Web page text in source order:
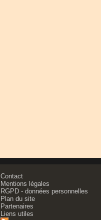
Contact
Mentions légales
RGPD - données personnelles
Plan du site
Partenaires
Liens utiles